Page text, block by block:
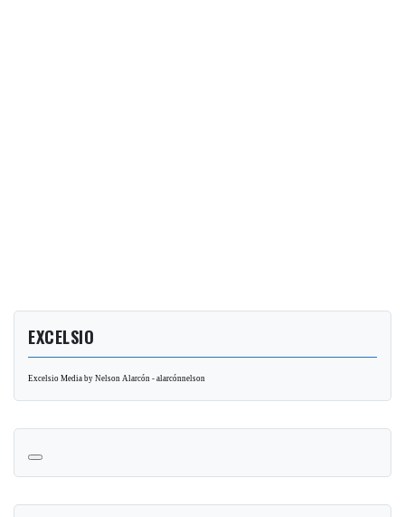
EXCELSIO
Excelsio Media by Nelson Alarcón - alarcónnelson